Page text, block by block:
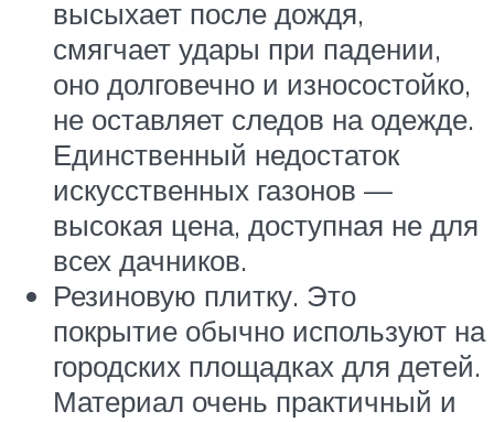
высыхает после дождя,
смягчает удары при падении,
оно долговечно и износостойко,
не оставляет следов на одежде.
Единственный недостаток
искусственных газонов —
высокая цена, доступная не для
всех дачников.
Резиновую плитку. Это
покрытие обычно используют на
городских площадках для детей.
Материал очень практичный и